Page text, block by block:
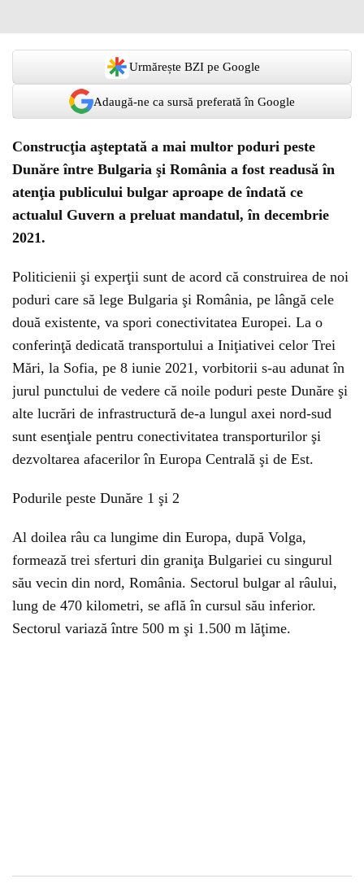
Urmărește BZI pe Google
Adaugă-ne ca sursă preferată în Google
Construcţia aşteptată a mai multor poduri peste
Dunăre între Bulgaria şi România a fost readusă în
atenţia publicului bulgar aproape de îndată ce
actualul Guvern a preluat mandatul, în decembrie
2021.
Politicienii şi experţii sunt de acord că construirea de noi
poduri care să lege Bulgaria şi România, pe lângă cele
două existente, va spori conectivitatea Europei. La o
conferinţă dedicată transportului a Iniţiativei celor Trei
Mări, la Sofia, pe 8 iunie 2021, vorbitorii s-au adunat în
jurul punctului de vedere că noile poduri peste Dunăre şi
alte lucrări de infrastructură de-a lungul axei nord-sud
sunt esenţiale pentru conectivitatea transporturilor şi
dezvoltarea afacerilor în Europa Centrală şi de Est.
Podurile peste Dunăre 1 şi 2
Al doilea râu ca lungime din Europa, după Volga,
formează trei sferturi din graniţa Bulgariei cu singurul
său vecin din nord, România. Sectorul bulgar al râului,
lung de 470 kilometri, se află în cursul său inferior.
Sectorul variază între 500 m şi 1.500 m lăţime.